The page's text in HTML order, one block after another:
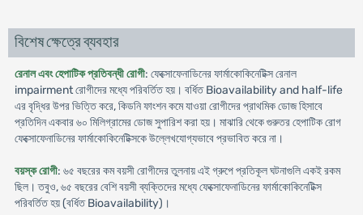
বিশেষ ক্ষেত্রে ব্যবহার
রেনাল এবং হেপাটিক প্রতিবন্ধী রোগী: ফেক্সোফেনাডিনের ফার্মাকোকিনেটিক্স রেনাল
impairment রোগীদের মধ্যে পরিবর্তিত হয়। বর্ধিত Bioavailability and half-life
এর বৃদ্ধির উপর ভিত্তি করে, কিডনি ফাংশন কমে যাওয়া রোগীদের প্রাথমিক ডোজ হিসাবে
প্রতিদিন একবার ৬০ মিলিগ্রামের ডোজ সুপারিশ করা হয়। মাঝারি থেকে গুরুতর হেপাটিক রোগ
ফেক্সোফেনাডিনের ফার্মাকোকিনেটিক্সকে উল্লেখযোগ্যভাবে প্রভাবিত করে না।
বয়স্ক রোগী: ৬৫ বছরের কম বয়সী রোগীদের তুলনায় এই গ্রুপে প্রতিকূল ঘটনাগুলি একই রকম
ছিল। তবুও, ৬৫ বছরের বেশি বয়সী ব্যক্তিদের মধ্যে ফেক্সোফেনাডিনের ফার্মাকোকিনেটিক্স
পরিবর্তিত হয় (বর্ধিত Bioavailability)।